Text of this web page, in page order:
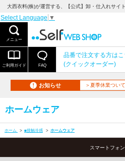
大西衣料(株)が運営する、【公式】卸・仕入れサ
Select Language ▼
メニュー
ご利用ガイド FAQ
品番で注文する方はこ
(クイックオーダー)
お知らせ ＞夏季休業つい
ホームウェア
ホーム > ■接触冷感 > ホームウェア
スマートフォン